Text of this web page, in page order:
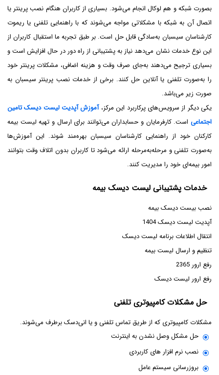
بصورت شبکه و هم لوکال انجام می‌شود. بسیاری از کاربران هنگام نصب پرینتر یا
اتصال آن به شبکه با مشکلاتی مواجه می‌شوند که با راهنمایی تلفنی یا ریموت
کارشناسان سیسبان به‌سادگی قابل حل است. بر طبق تجربه ما استقبال کاربران از
این نوع خدمات نشان می‌دهد نیاز به پشتیبانی از راه دور در حال افزایش است و
بسیاری ترجیح می‌دهند به‌جای صرف وقت و هزینه اضافی، مشکلات پرینتر خود
را به‌صورت تلفنی یا آنلاین حل کنند. برخی از خدمات نصب پرینتر سیسبان به
صورت زیر می‌باشد.
یکی دیگر از سرویس‌های پرکاربرد این مرکز،آموزش آپدیت لیست دیسک تامین
اجتماعی است. کارفرمایان و حسابداران می‌توانند برای ارسال و تهیه لیست بیمه
کارکنان خود از راهنمایی کارشناسان سیسبان بهره‌مند شوند. این آموزش‌ها
به‌صورت تلفنی و مرحله‌به‌مرحله ارائه می‌شود تا کاربران بدون اتلاف وقت بتوانند
امور بیمه‌ای خود را مدیریت کنند.
خدمات پشتیبانی لیست دیسک بیمه
نصب بیست دیسک بیمه
آپدیت لیست دیسک 1404
انتقال اطلاعات برنامه لیست دیسک
تنظیم و ارسال لیست بیمه
رفع ارور 2365
رفع ارور لیست دیسک
حل مشکلات کامپیوتری تلفنی
مشکلات کامپیوتری که از طریق تماس تلفنی و یا انی‌دسک برطرف می‌شوند.
حل مشکل وصل نشدن به اینترنت
نصب نرم افزار های کاربردی
بروزرسانی سیستم عامل